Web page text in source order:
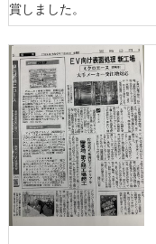
賞しました。